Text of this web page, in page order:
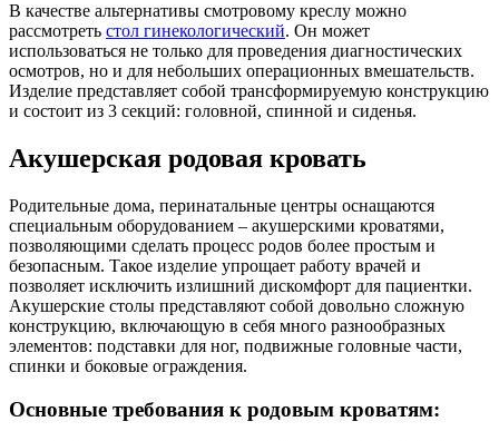
В качестве альтернативы смотровому креслу можно
рассмотреть стол гинекологический. Он может
использоваться не только для проведения диагностических
осмотров, но и для небольших операционных вмешательств.
Изделие представляет собой трансформируемую конструкцию
и состоит из 3 секций: головной, спинной и сиденья.
Акушерская родовая кровать
Родительные дома, перинатальные центры оснащаются
специальным оборудованием – акушерскими кроватями,
позволяющими сделать процесс родов более простым и
безопасным. Такое изделие упрощает работу врачей и
позволяет исключить излишний дискомфорт для пациентки.
Акушерские столы представляют собой довольно сложную
конструкцию, включающую в себя много разнообразных
элементов: подставки для ног, подвижные головные части,
спинки и боковые ограждения.
Основные требования к родовым кроватям: